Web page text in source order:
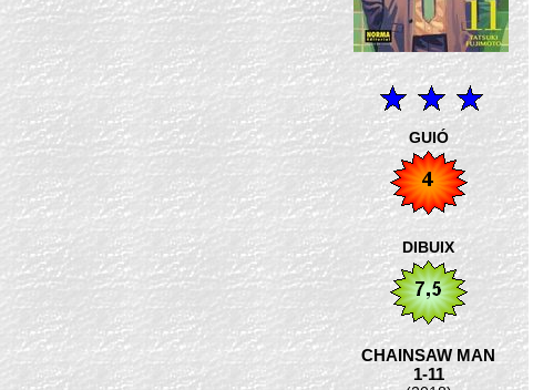
GUIÓ
DIBUIX
CHAINSAW MAN
1-11